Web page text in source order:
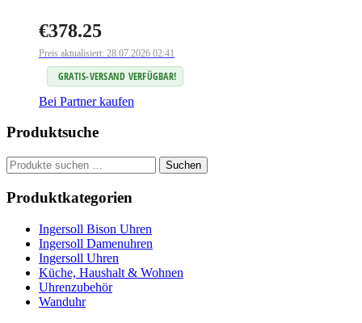
€378.25
Preis aktualisiert: 28.07.2026 02:41
GRATIS-VERSAND VERFÜGBAR!
Bei Partner kaufen
Produktsuche
Suchen
nach:
Suchen
Produktkategorien
Ingersoll Bison Uhren
Ingersoll Damenuhren
Ingersoll Uhren
Küche, Haushalt & Wohnen
Uhrenzubehör
Wanduhr